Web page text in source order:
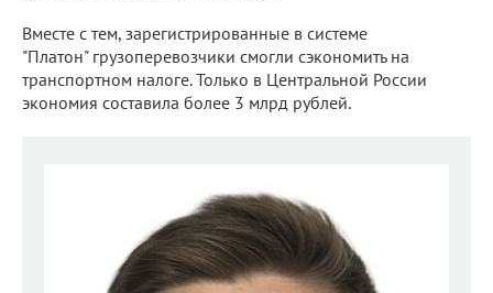
Вместе с тем, зарегистрированные в системе
"Платон" грузоперевозчики смогли сэкономить на
транспортном налоге. Только в Центральной России
экономия составила более 3 млрд рублей.